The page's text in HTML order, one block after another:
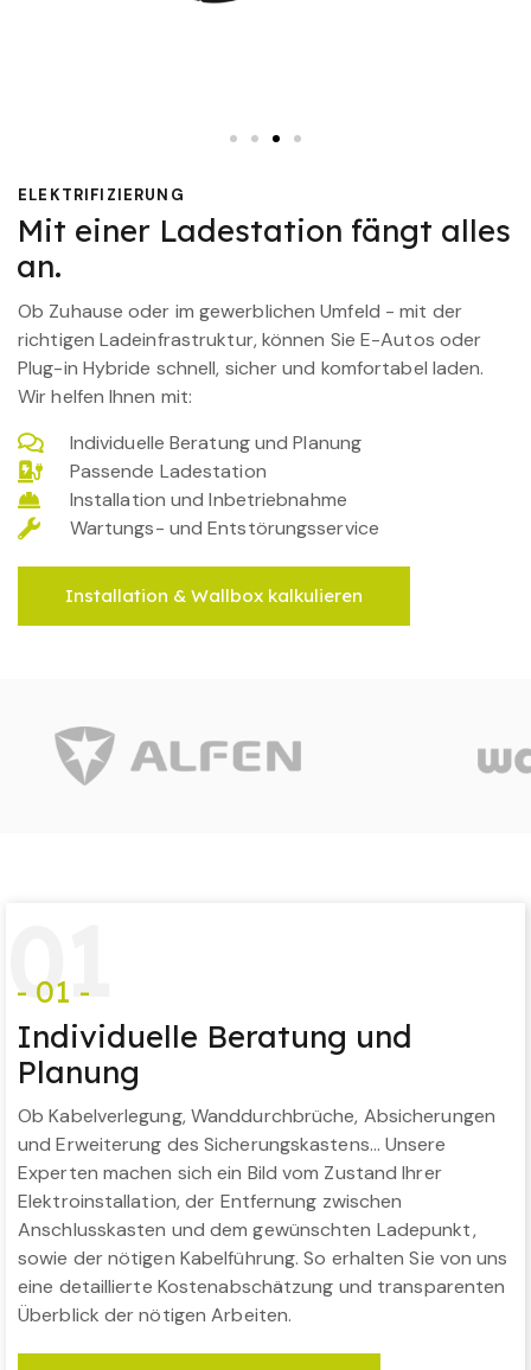
ELEKTRIFIZIERUNG
Mit einer Ladestation fängt alles
an.
Ob Zuhause oder im gewerblichen Umfeld - mit der
richtigen Ladeinfrastruktur, können Sie E-Autos oder
Plug-in Hybride schnell, sicher und komfortabel laden.
Wir helfen Ihnen mit:
Individuelle Beratung und Planung
Passende Ladestation
Installation und Inbetriebnahme
Wartungs- und Entstörungsservice
Installation & Wallbox kalkulieren
01
- 01 -
Individuelle Beratung und
Planung
Ob Kabelverlegung, Wanddurchbrüche, Absicherungen
und Erweiterung des Sicherungskastens… Unsere
Experten machen sich ein Bild vom Zustand Ihrer
Elektroinstallation, der Entfernung zwischen
Anschlusskasten und dem gewünschten Ladepunkt,
sowie der nötigen Kabelführung. So erhalten Sie von uns
eine detaillierte Kostenabschätzung und transparenten
Überblick der nötigen Arbeiten.